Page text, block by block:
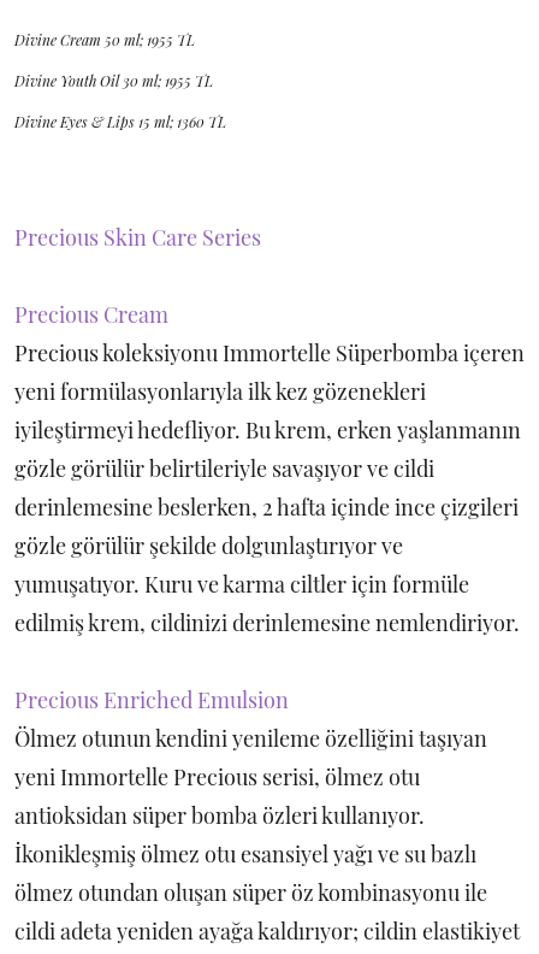
Divine Cream 50 ml; 1955 TL
Divine Youth Oil 30 ml; 1955 TL
Divine Eyes & Lips 15 ml; 1360 TL
Precious Skin Care Series
Precious Cream
Precious koleksiyonu Immortelle Süperbomba içeren
yeni formülasyonlarıyla ilk kez gözenekleri
iyileştirmeyi hedefliyor. Bu krem, erken yaşlanmanın
gözle görülür belirtileriyle savaşıyor ve cildi
derinlemesine beslerken, 2 hafta içinde ince çizgileri
gözle görülür şekilde dolgunlaştırıyor ve
yumuşatıyor. Kuru ve karma ciltler için formüle
edilmiş krem, cildinizi derinlemesine nemlendiriyor.
Precious Enriched Emulsion
Ölmez otunun kendini yenileme özelliğini taşıyan
yeni Immortelle Precious serisi, ölmez otu
antioksidan süper bomba özleri kullanıyor.
İkonikleşmiş ölmez otu esansiyel yağı ve su bazlı
ölmez otundan oluşan süper öz kombinasyonu ile
cildi adeta yeniden ayağa kaldırıyor; cildin elastikiyet